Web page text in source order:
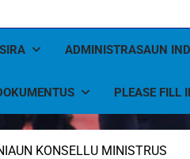
ADMINISTRASAUN
PLEASE FILL
KONSELLU MINISTRUS